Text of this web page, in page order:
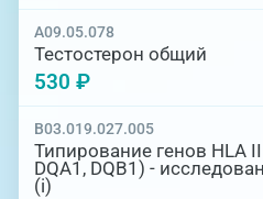
A09.05.078
Тестостерон общий
530 ₽
B03.019.027.005
Типирование генов HLA
DQA1, DQB1) -
(i)